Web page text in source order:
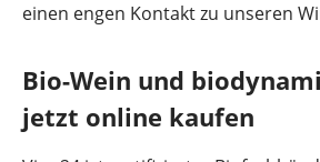
einen engen Kontakt zu unseren
Bio-Wein und
jetzt online kaufen